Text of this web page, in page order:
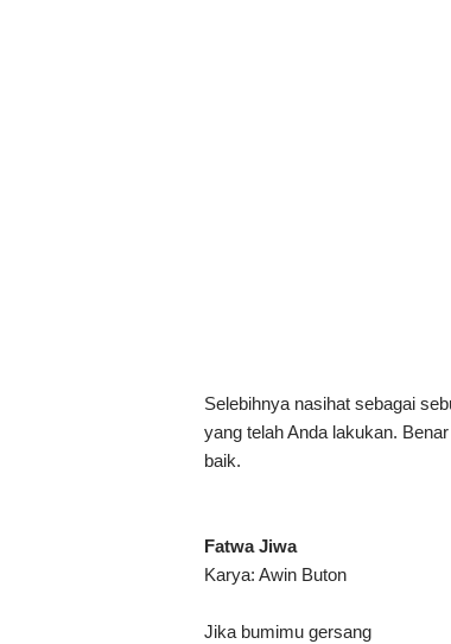
Selebihnya nasihat sebagai
yang telah Anda lakukan.
baik.
Fatwa Jiwa
Karya: Awin Buton
Jika bumimu gersang